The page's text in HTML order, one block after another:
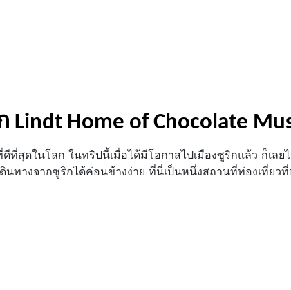
Home of Chocolate
สุดในโลก ในทริปนี้เมื่อได้มีโอกาสไปเมืองซูริกแล้ว ก็เลย
ทางจากซูริกได้ค่อนข้างง่าย ที่นี่เป็นหนึ่งสถานที่ท่องเที่ยว